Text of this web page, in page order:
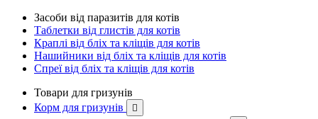
Засоби від паразитів для котів
Таблетки від глистів для котів
Краплі від бліх та кліщів для котів
Нашийники від бліх та кліщів для котів
Спреї від бліх та кліщів для котів
Товари для гризунів
Корм для гризунів
